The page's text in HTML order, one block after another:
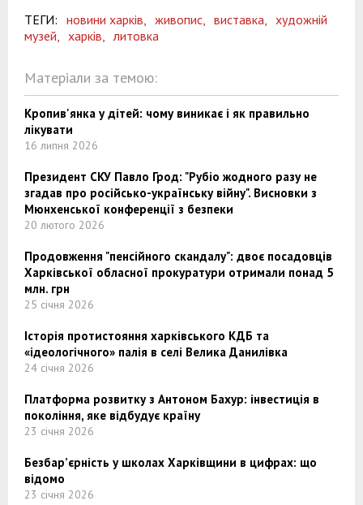
ТЕГИ: новини харків, живопис, виставка,
художній
музей,
харків, литовка
Матеріали за темою:
Кропив'янка у дітей: чому виникає і як правильно
лікувати
16 липня 2026
Президент СКУ Павло Грод: "Рубіо жодного разу не
згадав про російсько-українську війну". Висновки з
Мюнхенської конференції з безпеки
20 лютого 2026
Продовження "пенсійного скандалу": двоє посадовців
Харківської обласної прокуратури отримали понад 5
млн. грн
25 січня 2026
Історія протистояння харківського КДБ та
«ідеологічного» палія в селі Велика Данилівка
24 січня 2026
Платформа розвитку з Антоном Бахур: інвестиція в
покоління, яке відбудує країну
23 січня 2026
Безбар’єрність у школах Харківщини в цифрах: що
відомо
23 січня 2026